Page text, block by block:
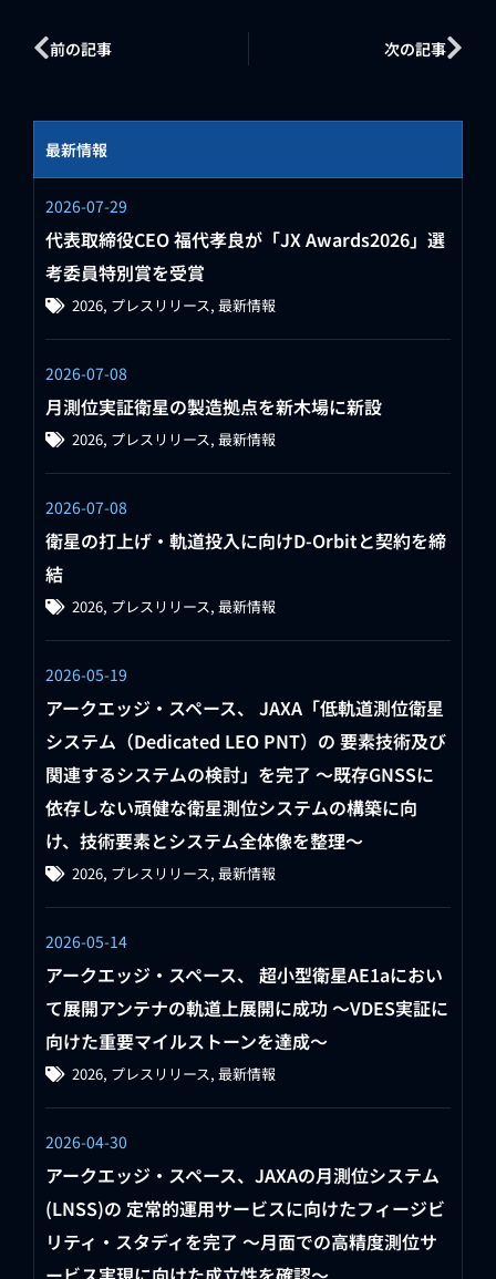
前の記事 次の記事
最新情報
2026-07-29
代表取締役CEO 福代孝良が「JX Awards2026」選
考委員特別賞を受賞
2026, プレスリリース, 最新情報
2026-07-08
月測位実証衛星の製造拠点を新木場に新設
2026, プレスリリース, 最新情報
2026-07-08
衛星の打上げ・軌道投入に向けD-Orbitと契約を締
結
2026, プレスリリース, 最新情報
2026-05-19
アークエッジ・スペース、 JAXA「低軌道測位衛星
システム（Dedicated LEO PNT）の 要素技術及び
関連するシステムの検討」を完了 ～既存GNSSに
依存しない頑健な衛星測位システムの構築に向
け、技術要素とシステム全体像を整理～
2026, プレスリリース, 最新情報
2026-05-14
アークエッジ・スペース、 超小型衛星AE1aにおい
て展開アンテナの軌道上展開に成功 〜VDES実証に
向けた重要マイルストーンを達成〜
2026, プレスリリース, 最新情報
2026-04-30
アークエッジ・スペース、JAXAの月測位システム
(LNSS)の 定常的運用サービスに向けたフィージビ
リティ・スタディを完了 ～月面での高精度測位サ